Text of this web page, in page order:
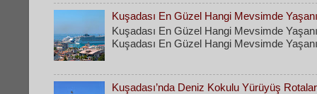
Kuşadası En Güzel Hangi Mevsimde
Kuşadası En Güzel Hangi Mevsimde
Kuşadası En Güzel Hangi Mevsimde
Kuşadası’nda Deniz Kokulu Yürüyüş